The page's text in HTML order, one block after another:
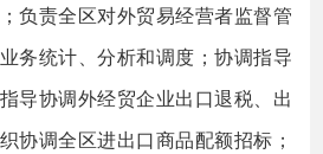
负责全区对外贸易经营者监督管
务统计、分析和调度；协调指导
导协调外经贸企业出口退税、出
协调全区进出口商品配额招标；